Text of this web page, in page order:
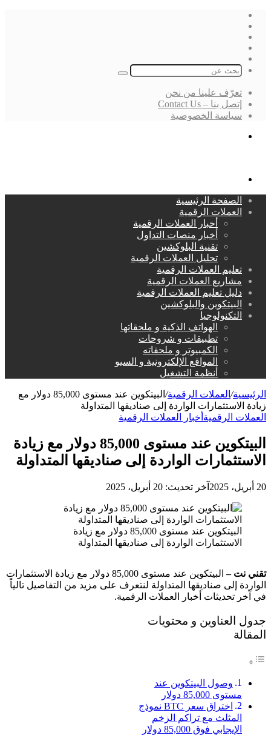
بحث
تعرّف علينا من نحن
إتصل بنا – Contact Us
سياسة الخصوصية
الصفحة الرئيسية
العملات الرقمية
أخبار العملات الرقمية
أخبار منصات التداول
تقنية البلوكشين
تحليل العملات الرقمية
تعليم العملات الرقمية
مشاريع العملات الرقمية
دليل تعليم العملات الرقمية
البيتكوين والبلوكشين
التكنولوجيا
الهواتف الذكية و ملحقاتها
تطبيقات و شروحات
الكمبيوتر و ملحقاته
المواقع الإلكترونية و السيو
أنظمة التشغيل
الرئيسية/ العملات الرقمية/
البيتكوين عند مستوى 85,000 دولار مع
زيادة الاستثمارات الواردة إلى صناديقها المتداولة
العملات الرقمية أخبار العملات الرقمية
البيتكوين عند مستوى 85,000 دولار مع زيادة
الاستثمارات الواردة إلى صناديقها المتداولة
20 أبريل، 2025 آخر تحديث: 20 أبريل، 2025
البيتكوين عند مستوى 85,000 دولار مع زيادة
الاستثمارات الواردة إلى صناديقها المتداولة
تقني نت –
البيتكوين عند مستوى 85,000 دولار مع زيادة الاستثمارات
الواردة إلى صناديقها المتداولة لنتعرف على مزيد من التفاصيل تالياً
في آخر تحديثات أخبار العملات الرقمية.
جدول العناوين و محتويات
المقالة
وصول البيتكوين عند
مستوى 85,000 دولار
اختراق سعر BTC نموذج
المثلث مع تراكم الزخم
الإيجابي فوق 85,000 دولار